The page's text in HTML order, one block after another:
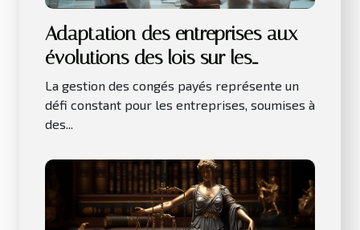
Adaptation des entreprises aux
évolutions des lois sur les
congés payés
La gestion des congés payés représente un
défi constant pour les entreprises, soumises à
des...